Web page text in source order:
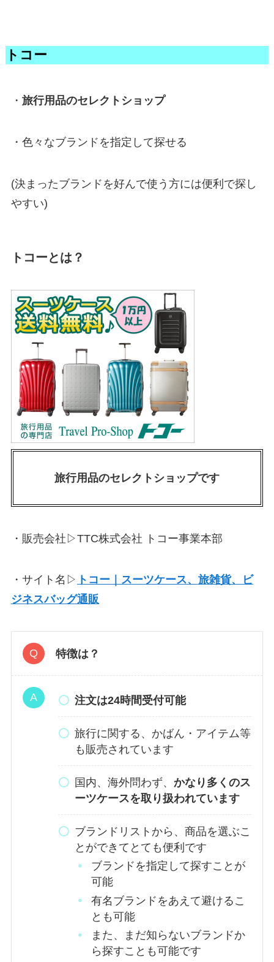
トコー
・ 旅行用品のセレクトショップ
・色々なブランドを指定して探せる
(決まったブランドを好んで使う方には便利で探し
やすい)
トコーとは？
旅行用品のセレクトショップです
・販売会社▷TTC株式会社 トコー事業本部
・サイト名▷ トコー｜スーツケース、旅雑貨、ビ
ジネスバッグ通販
特徴は？
注文は24時間受付可能
旅行に関する、かばん・アイテム等
も販売されています
国内、海外問わず、 かなり多くのス
ーツケースを取り扱われています
ブランドリストから、商品を選ぶこ
とができてとても便利です
ブランドを指定して探すことが
可能
有名ブランドをあえて避けるこ
とも可能
また、まだ知らないブランドか
ら探すことも可能です